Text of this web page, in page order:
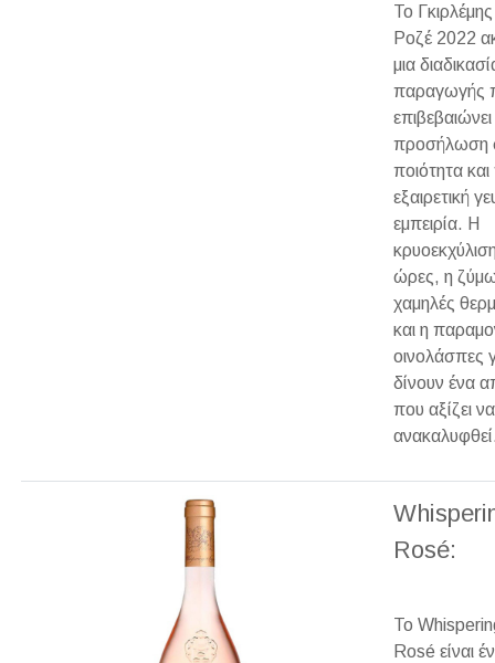
Το
Ροζέ 2022
μια
παραγωγής
προσήλωση
ποιότητα και
εξαιρετική
εμπειρία. Η
ώρες, η
χαμηλές
και η
οινολάσπες
δίνουν ένα
που αξίζει να
Rosé:
Το
Rosé είναι